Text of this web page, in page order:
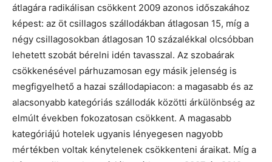
átlagára radikálisan csökkent 2009 azonos időszakához
képest: az öt csillagos szállodákban átlagosan 15, míg a
négy csillagosokban átlagosan 10 százalékkal olcsóbban
lehetett szobát bérelni idén tavasszal. Az szobaárak
csökkenésével párhuzamosan egy másik jelenség is
megfigyelhető a hazai szállodapiacon: a magasabb és az
alacsonyabb kategóriás szállodák közötti árkülönbség az
elmúlt években fokozatosan csökkent. A magasabb
kategóriájú hotelek ugyanis lényegesen nagyobb
mértékben voltak kénytelenek csökkenteni áraikat. Míg a